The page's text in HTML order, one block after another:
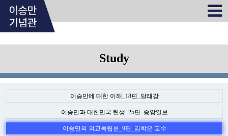
Study
이승만에 대한 이해_18편_달래강
이승만과 대한민국 탄생_25편_중앙일보
이승만의 외교독립론_9편_김학은 교수